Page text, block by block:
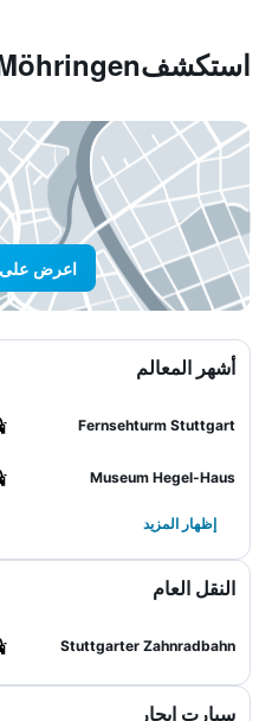
استكشفMöhringen, شتوتغارت
اعرض على
أشهر المعالم
Fernsehturm Stuttgart
Museum Hegel-Haus
إظهار المزيد
النقل العام
Stuttgarter Zahnradbahn
سيارت ايجار